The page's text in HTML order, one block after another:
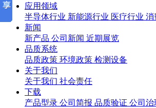
应用领域
半导体行业 新能源行业 医疗行业 消
新闻
新产品 公司新闻 近期展览
品质系统
品质政策 环境政策 检测设备
关于我们
关于我们 社会责任
下载
产品型录 公司简报 品质验证 公司治